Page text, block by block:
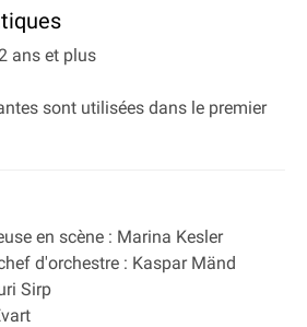
ans et plus
sont utilisées dans le premier
en scène : Marina Kesler
d'orchestre : Kaspar Mänd
Sirp